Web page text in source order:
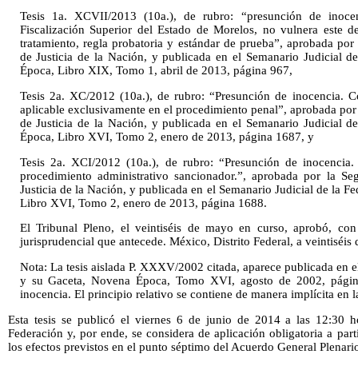
Tesis 1a. XCVII/2013 (10a.), de rubro: “presunción de
Fiscalización Superior del Estado de Morelos, no vulnera este
tratamiento, regla probatoria y estándar de prueba”, aprobada
de Justicia de la Nación, y publicada en el Semanario Judicial
Época, Libro XIX, Tomo 1, abril de 2013, página 967,
Tesis 2a. XC/2012 (10a.), de rubro: “Presunción de inocencia.
aplicable exclusivamente en el procedimiento penal”, aprobada
de Justicia de la Nación, y publicada en el Semanario Judicial
Época, Libro XVI, Tomo 2, enero de 2013, página 1687, y
Tesis 2a. XCI/2012 (10a.), de rubro: “Presunción de
procedimiento administrativo sancionador.”, aprobada por la
Justicia de la Nación, y publicada en el Semanario Judicial de la
Libro XVI, Tomo 2, enero de 2013, página 1688.
El Tribunal Pleno, el veintiséis de mayo en curso, aprobó,
jurisprudencial que antecede. México, Distrito Federal, a veintiséis
Nota: La tesis aislada P. XXXV/2002 citada, aparece publicada en
y su Gaceta, Novena Época, Tomo XVI, agosto de 2002,
inocencia. El principio relativo se contiene de manera implícita en
Esta tesis se publicó el viernes 6 de junio de 2014 a las 12:30
Federación y, por ende, se considera de aplicación obligatoria a
los efectos previstos en el punto séptimo del Acuerdo General